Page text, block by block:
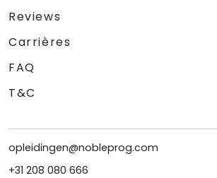
Reviews
Carrières
FAQ
T&C
opleidingen@nobleprog.com
+31 208 080 666